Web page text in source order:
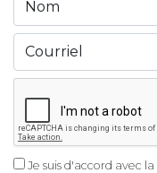
Je suis d'accord avec la